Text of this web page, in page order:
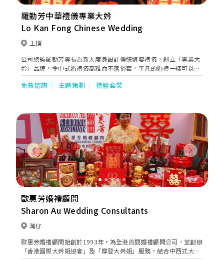
羅勤芳中華禮儀專業大妗
Lo Kan Fong Chinese Wedding
上環
公司總監羅勤芳專長為新人度身設計傳統嫁娶禮儀，創立「專業大
妗」品牌，令中式婚禮儀高雅而不落俗套，平凡的婚禮一樣可以變
得精彩，禮儀若以正牌專業大妗去主持，足使大喜日子特別美滿吉
祥。
免費諮詢 主題策劃 禮籃套裝
Previous Next
歐惠芳婚禮顧問
Sharon Au Wedding Consultants
灣仔
歐惠芳婚禮顧問始創於1993年，為全港首間婚禮顧問公司，並創辦
「香港國際大妗姐協會」及「摩登大妗姐」服務，結合中西式大妗